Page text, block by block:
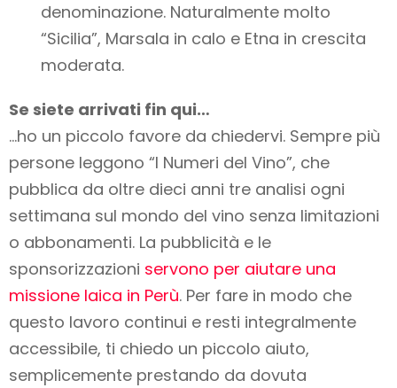
denominazione. Naturalmente molto
“Sicilia”, Marsala in calo e Etna in crescita
moderata.
Se siete arrivati fin qui…
…ho un piccolo favore da chiedervi. Sempre più
persone leggono “I Numeri del Vino”, che
pubblica da oltre dieci anni tre analisi ogni
settimana sul mondo del vino senza limitazioni
o abbonamenti. La pubblicità e le
sponsorizzazioni servono per aiutare una
missione laica in Perù. Per fare in modo che
questo lavoro continui e resti integralmente
accessibile, ti chiedo un piccolo aiuto,
semplicemente prestando da dovuta